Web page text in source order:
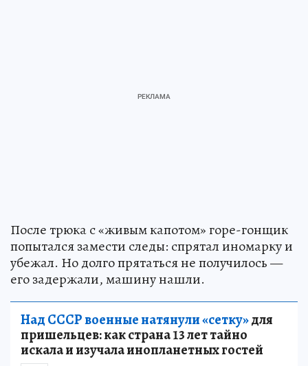
После трюка с «живым капотом» горе-гонщик
попытался замести следы: спрятал иномарку и
убежал. Но долго прятаться не получилось —
его задержали, машину нашли.
Над СССР военные натянули «сетку»для
пришельцев: как страна 13 лет тайно
искала и изучала инопланетных гостей